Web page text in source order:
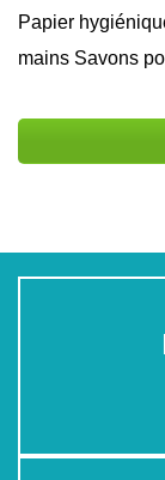
Papier
mains Savons